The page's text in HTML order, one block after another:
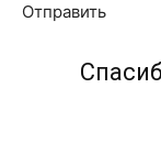
Отправить